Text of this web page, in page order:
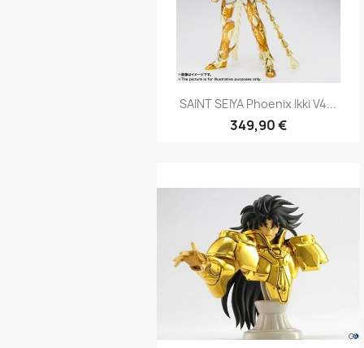
Aperçu rapide
SAINT SEIYA Phoenix Ikki V4...
349,90 €